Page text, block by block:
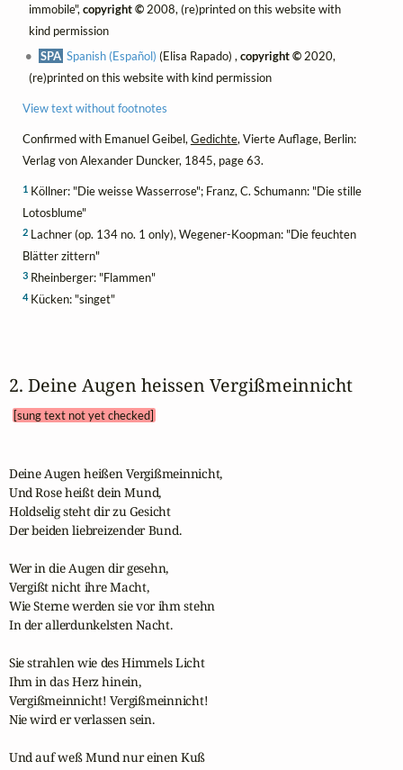
immobile", copyright ©2008, (re)printed on this website with
kind permission
SPA Spanish (Español) (Elisa Rapado) ,copyright © 2020,
(re)printed on this website with kind permission
View text without footnotes
Confirmed with Emanuel Geibel, Gedichte, Vierte Auflage, Berlin:
Verlag von Alexander Duncker, 1845, page 63.
1Köllner: "Die weisse Wasserrose"; Franz, C. Schumann: "Die stille
Lotosblume"
2Lachner (op. 134 no. 1 only), Wegener-Koopman: "Die feuchten
Blätter zittern"
3Rheinberger: "Flammen"
4Kücken: "singet"
2. Deine Augen heissen Vergißmeinnicht
[sung text not yet checked]
Deine Augen heißen Vergißmeinnicht,
Und Rose heißt dein Mund,
Holdselig steht dir zu Gesicht
Der beiden liebreizender Bund.
Wer in die Augen dir gesehn,
Vergißt nicht ihre Macht,
Wie Sterne werden sie vor ihm stehn
In der allerdunkelsten Nacht.
Sie strahlen wie des Himmels Licht
Ihm in das Herz hinein,
Vergißmeinnicht! Vergißmeinnicht!
Nie wird er verlassen sein.
Und auf weß Mund nur einen Kuß